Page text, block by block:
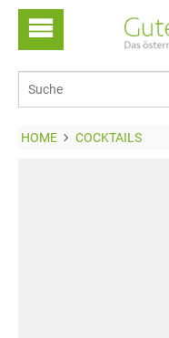
HOME COCKTAILS